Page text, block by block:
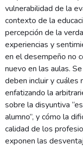
vulnerabilidad de la
contexto de la
percepción de la
experiencias y
en el desempeño no
nuevo en las aulas.
deben incluir y cuáles
enfatizando la
sobre la disyuntiva
alumno”, y cómo la
calidad de los
exponen las